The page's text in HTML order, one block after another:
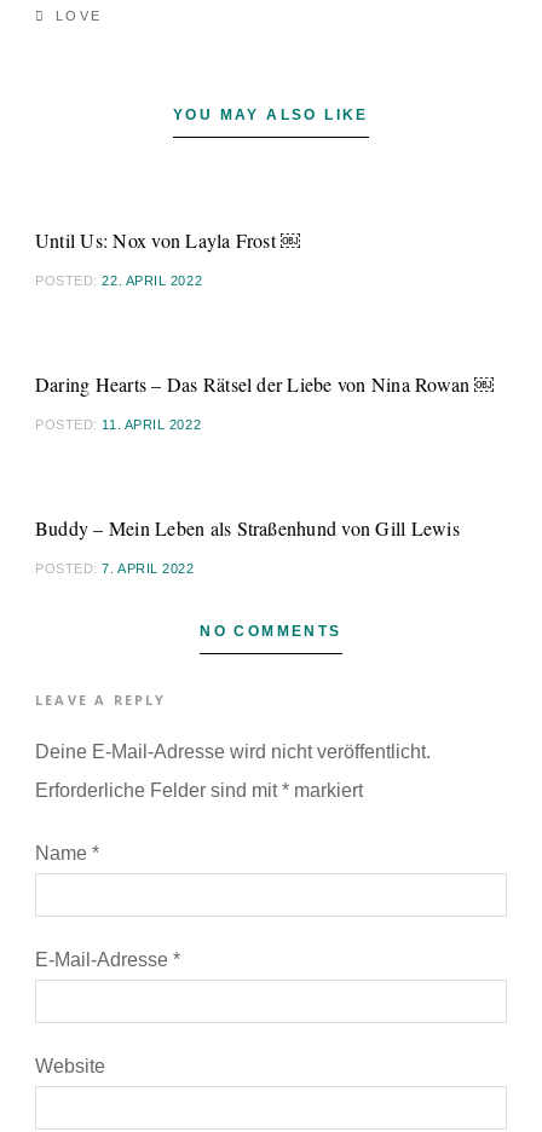
LOVE
YOU MAY ALSO LIKE
Until Us: Nox von Layla Frost ￼
POSTED:22. APRIL 2022
Daring Hearts – Das Rätsel der Liebe von Nina Rowan ￼
POSTED: 11. APRIL 2022
Buddy – Mein Leben als Straßenhund von Gill Lewis
POSTED:7. APRIL 2022
NO COMMENTS
LEAVE A REPLY
Deine E-Mail-Adresse wird nicht veröffentlicht.
Erforderliche Felder sind mit* markiert
Name *
E-Mail-Adresse *
Website